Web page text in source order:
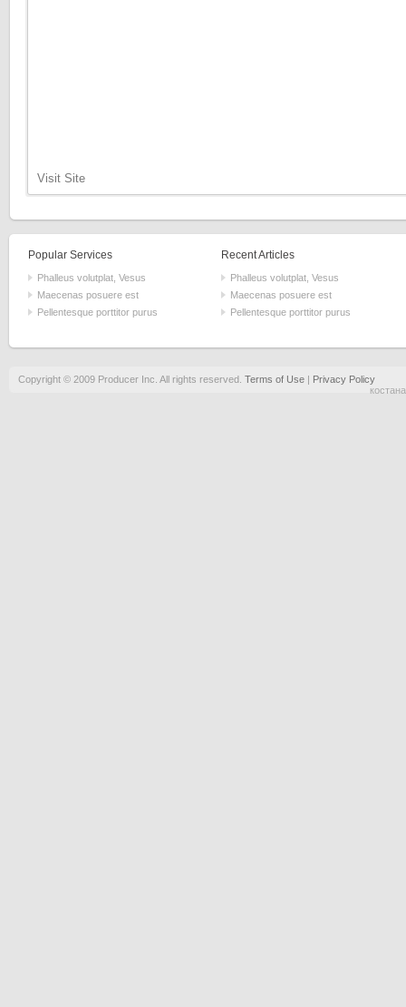
Visit Site
Popular Services
Phalleus volutplat, Vesus
Maecenas posuere est
Pellentesque porttitor purus
Recent Articles
Phalleus volutplat, Vesus
Maecenas posuere est
Pellentesque porttitor purus
Copyright © 2009 Producer Inc. All rights reserved. Terms of Use| Privacy Policy